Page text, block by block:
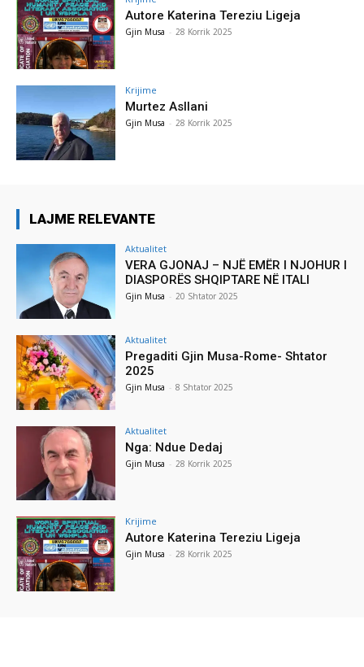
Autore Katerina Tereziu Ligeja
Gjin Musa - 28 Korrik 2025
Krijime
Murtez Asllani
Gjin Musa - 28 Korrik 2025
LAJME RELEVANTE
Aktualitet
VERA GJONAJ – NJË EMËR I NJOHUR I
DIASPORËS SHQIPTARE NË ITALI
Gjin Musa - 20 Shtator 2025
Aktualitet
Pregaditi Gjin Musa-Rome- Shtator
2025
Gjin Musa - 8 Shtator 2025
Aktualitet
Nga: Ndue Dedaj
Gjin Musa - 28 Korrik 2025
Krijime
Autore Katerina Tereziu Ligeja
Gjin Musa - 28 Korrik 2025